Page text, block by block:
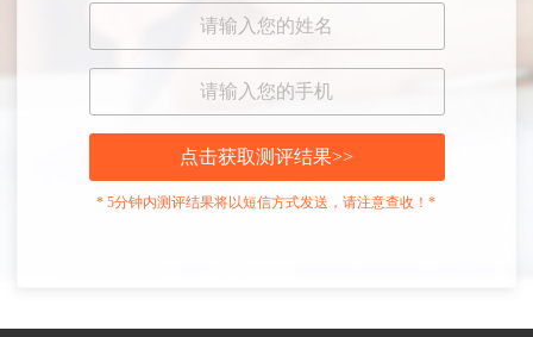
点击获取测评结果>>
* 5分钟内测评结果将以短信方式发送，请注意查收！*